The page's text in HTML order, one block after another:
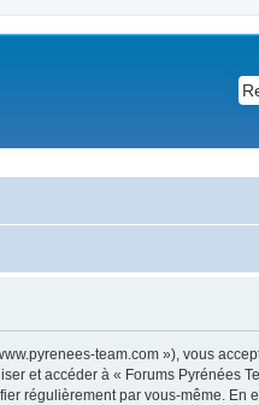
team.com »), vous
et accéder à « Forums Pyrénées
régulièrement par vous-même. En